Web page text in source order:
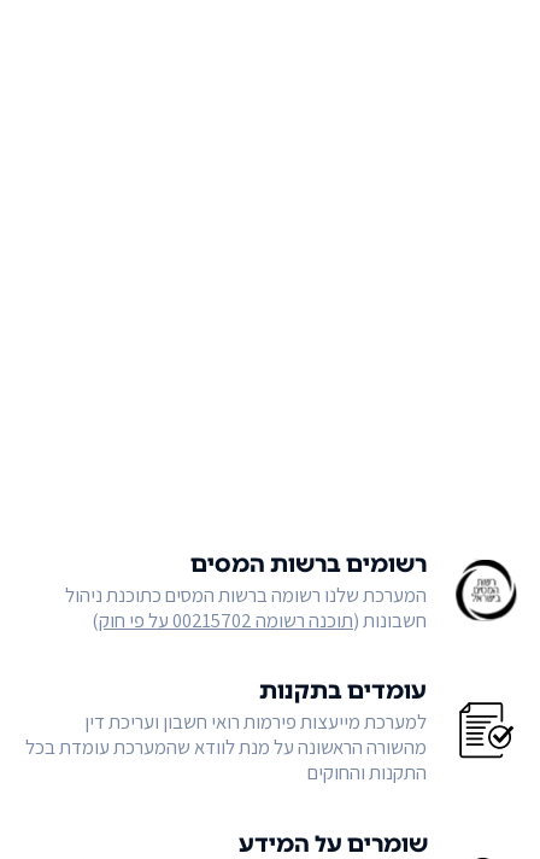
רשומים ברשות המסים
המערכת שלנו רשומה ברשות המסים כתוכנת ניהול
חשבונות (תוכנה רשומה 00215702 על פי חוק )
עומדים בתקנות
למערכת מייעצות פירמות רואי חשבון ועריכת דין
מהשורה הראשונה על מנת לוודא שהמערכת עומדת בכל
התקנות והחוקים
שומרים על המידע